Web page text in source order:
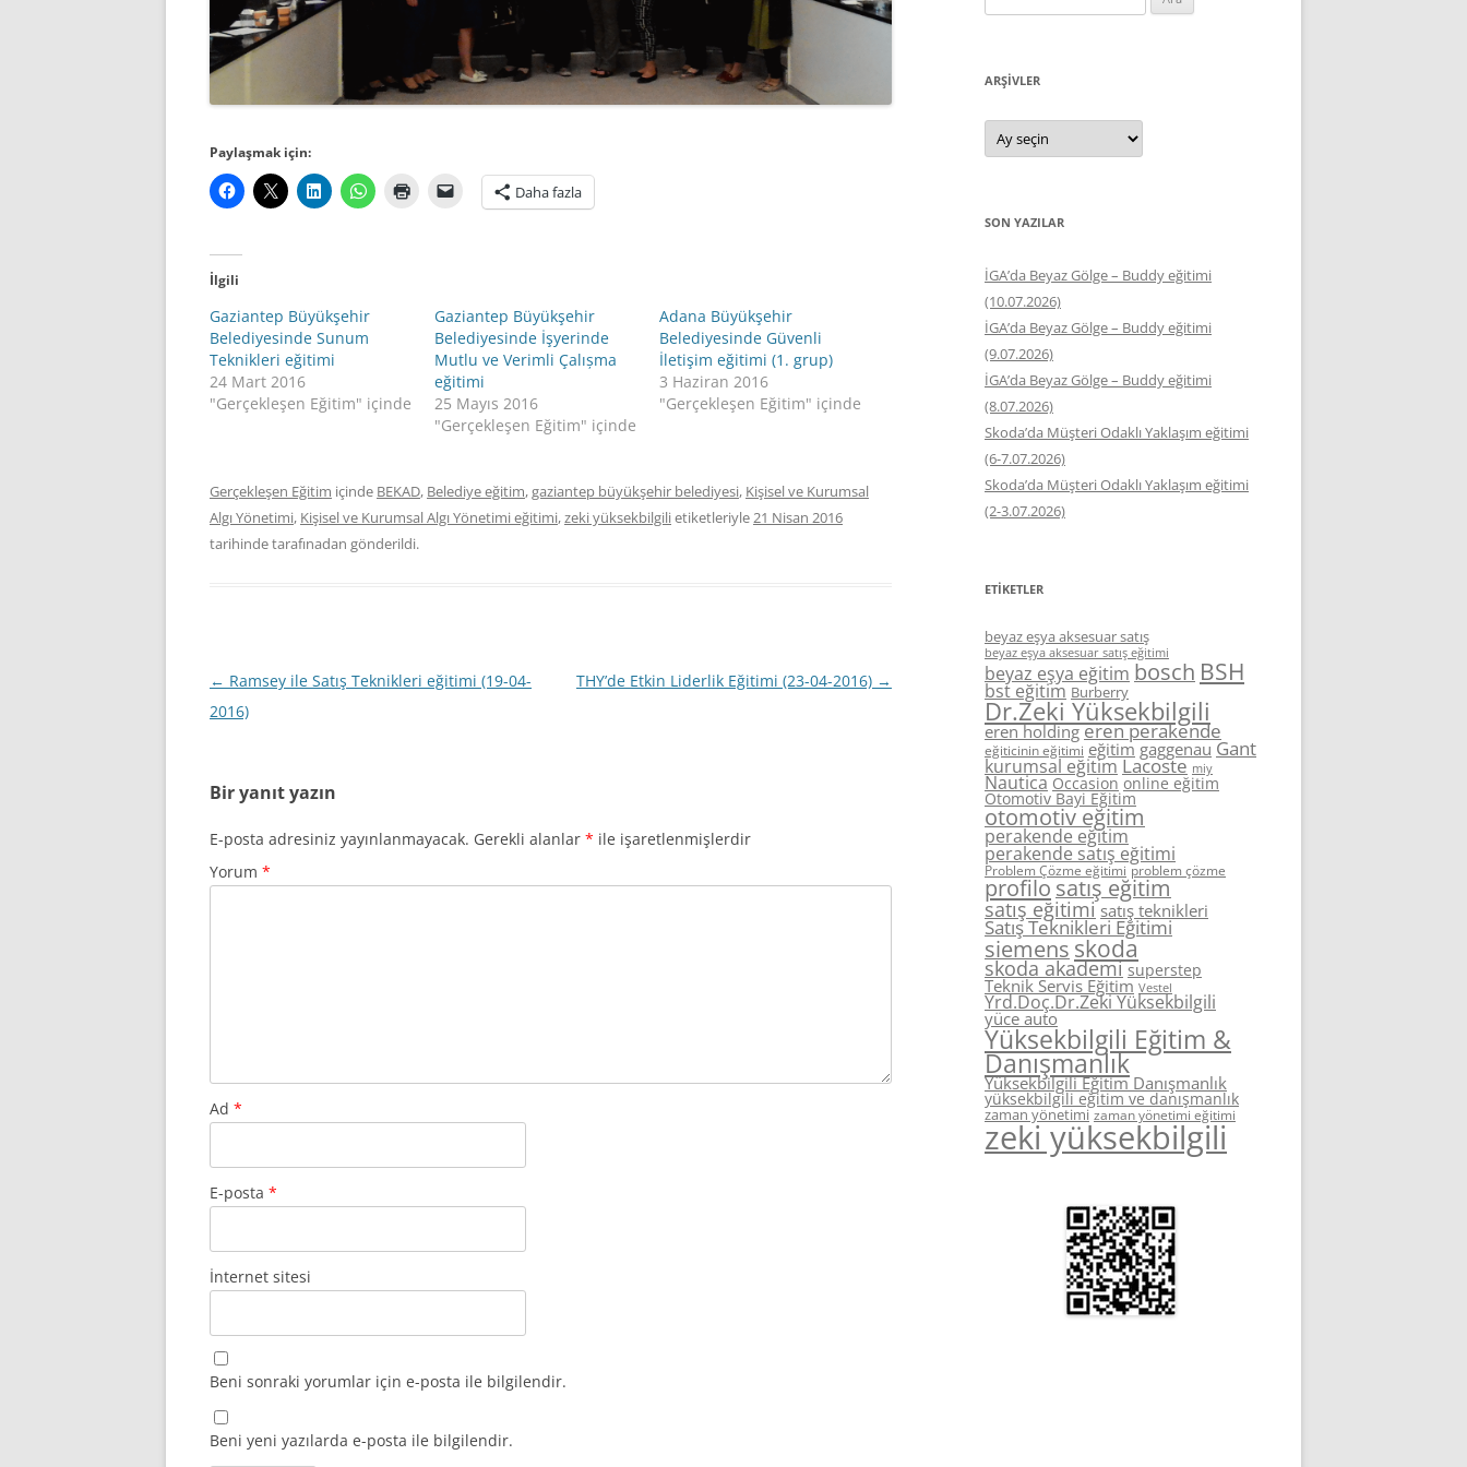
Paylaşmak için:
Daha fazla
İlgili
Gaziantep Büyükşehir
Belediyesinde Sunum
Teknikleri eğitimi
24 Mart 2016
"Gerçekleşen Eğitim" içinde
Gaziantep Büyükşehir
Belediyesinde İşyerinde
Mutlu ve Verimli Çalıșma
eğitimi
25 Mayıs 2016
"Gerçekleşen Eğitim" içinde
Adana Büyükşehir
Belediyesinde Güvenli
İletişim eğitimi (1. grup)
3 Haziran 2016
"Gerçekleşen Eğitim" içinde
Gerçekleşen Eğitim içinde BEKAD, Belediye eğitim,gaziantep büyükşehir belediyesi, Kişisel ve Kurumsal
Algı Yönetimi, Kişisel ve Kurumsal Algı Yönetimi eğitimi,zeki yüksekbilgilietiketleriyle21 Nisan 2016
tarihindetarafınadan gönderildi.
Yazı
dolaşımı
← Ramsey ile Satış Teknikleri eğitimi (19-04-
2016)
THY’de Etkin Liderlik Eğitimi (23-04-2016) →
Bir yanıt yazın
E-posta adresiniz yayınlanmayacak. Gerekli alanlar * ile işaretlenmişlerdir
Yorum *
Ad *
E-posta *
İnternet sitesi
Beni sonraki yorumlar için e-posta ile bilgilendir.
Beni yeni yazılarda e-posta ile bilgilendir.
ARŞIVLER
Arşivler
SON YAZILAR
İGA’da Beyaz Gölge – Buddy eğitimi
(10.07.2026)
İGA’da Beyaz Gölge – Buddy eğitimi
(9.07.2026)
İGA’da Beyaz Gölge – Buddy eğitimi
(8.07.2026)
Skoda’da Müşteri Odaklı Yaklaşım eğitimi
(6-7.07.2026)
Skoda’da Müşteri Odaklı Yaklaşım eğitimi
(2-3.07.2026)
ETIKETLER
beyaz eşya aksesuar satış
beyaz eşya aksesuar satış eğitimi
beyaz eşya eğitim bosch BSH
bst eğitim Burberry
Dr.Zeki Yüksekbilgili
eren holding eren perakende
eğiticinin eğitimi eğitim gaggenau Gant
kurumsal eğitim Lacoste miy
Nautica Occasion online eğitim
Otomotiv Bayi Eğitim
otomotiv eğitim
perakende eğitim
perakende satış eğitimi
Problem Çözme eğitimi problem çözme
profilo satış eğitim
satış eğitimi satış teknikleri
Satış Teknikleri Eğitimi
siemens skoda
skoda akademi superstep
Teknik Servis Eğitim Vestel
Yrd.Doç.Dr.Zeki Yüksekbilgili
yüce auto
Yüksekbilgili Eğitim &
Danışmanlık
Yüksekbilgili Eğitim Danışmanlık
yüksekbilgili eğitim ve danışmanlık
zaman yönetimi zaman yönetimi eğitimi
zeki yüksekbilgili